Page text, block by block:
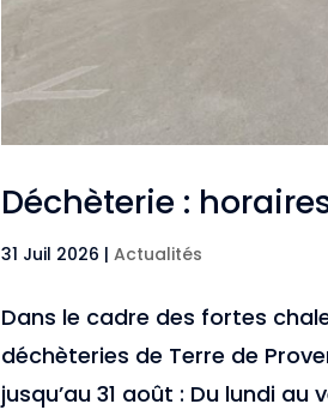
Déchèterie :
31 Juil 2026 |Actualités
Dans le cadre des fortes
déchèteries de Terre de
jusqu’au 31 août : Du lundi